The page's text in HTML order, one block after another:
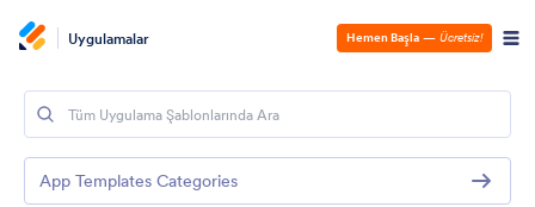
Uygulamalar Hemen Başla — Ücretsiz!
App Templates Categories